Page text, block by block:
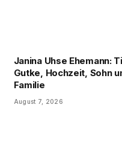
Janina Uhse Ehemann:
Gutke, Hochzeit, Sohn
Familie
August 7, 2026